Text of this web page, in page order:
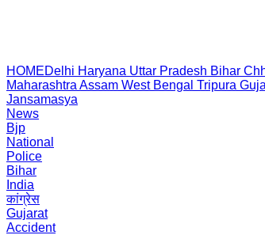
HOMEDelhi Haryana Uttar Pradesh Bihar
Maharashtra Assam West Bengal Tripura
Jansamasya
News
Bjp
National
Police
Bihar
India
कांग्रेस
Gujarat
Accident